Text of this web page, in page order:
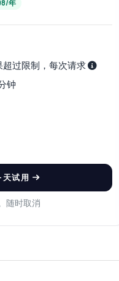
年
过限制，每次请求
钟
天试用
随时取消
随
关于 植